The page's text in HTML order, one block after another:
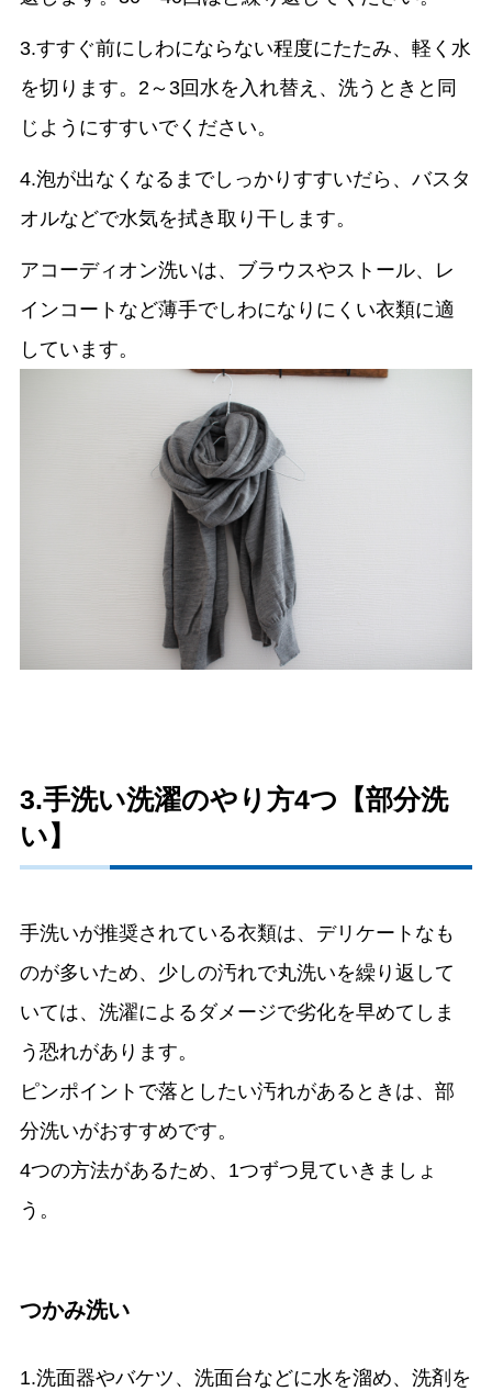
3.すすぐ前にしわにならない程度にたたみ、軽く水
を切ります。2～3回水を入れ替え、洗うときと同
じようにすすいでください。
4.泡が出なくなるまでしっかりすすいだら、バスタ
オルなどで水気を拭き取り干します。
アコーディオン洗いは、ブラウスやストール、レ
インコートなど薄手でしわになりにくい衣類に適
しています。
3.手洗い洗濯のやり方4つ【部分洗
い】
手洗いが推奨されている衣類は、デリケートなも
のが多いため、少しの汚れで丸洗いを繰り返して
いては、洗濯によるダメージで劣化を早めてしま
う恐れがあります。
ピンポイントで落としたい汚れがあるときは、部
分洗いがおすすめです。
4つの方法があるため、1つずつ見ていきましょ
う。
つかみ洗い
1.洗面器やバケツ、洗面台などに水を溜め、洗剤を